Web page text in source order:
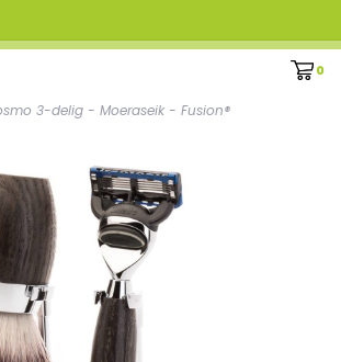
0
3-delig - Moeraseik - Fusion®